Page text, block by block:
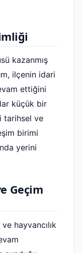
kazanmış
ilçenin idari
ettiğini
küçük bir
tarihsel ve
birimi
yerini
Geçim
hayvancılık